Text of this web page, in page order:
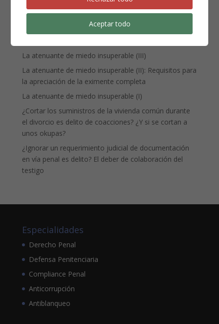
ENTRADAS RECIENTES
Denuncia, querella y atestado policial: por qué no es lo
La atenuante de miedo insuperable (III)
La atenuante de miedo insuperable (II): Requisitos para
la apreciación de la eximente completa
La atenuante de miedo insuperable (I)
¿Cortar los suministros de la vivienda común durante
el divorcio es delito de coacciones? ¿Y si se cortan a
unos okupas?
¿Ignorar un requerimiento judicial de documentación
en vía penal es delito? El deber de colaboración del
testigo
Especialidades
Derecho Penal
Defensa Penitenciaria
Compliance Penal
Anticorrupción
Antiblanqueo
Aceptar todo